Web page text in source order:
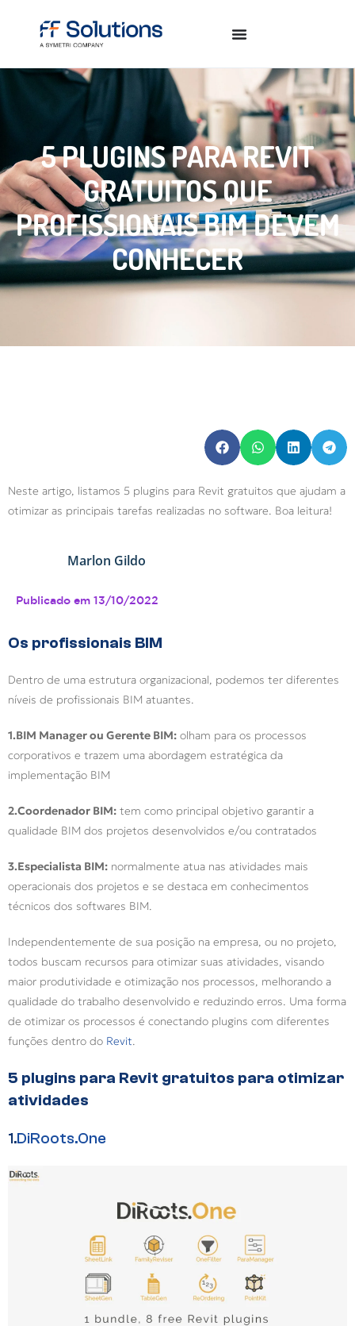
5 PLUGINS PARA REVIT
GRATUITOS QUE
PROFISSIONAIS BIM DEVEM
CONHECER
Neste artigo, listamos 5 plugins para Revit gratuitos que ajudam a
otimizar as principais tarefas realizadas no software. Boa leitura!
Marlon Gildo
Publicado em 13/10/2022
Os profissionais BIM
Dentro de uma estrutura organizacional, podemos ter diferentes
níveis de profissionais BIM atuantes.
1.BIM Manager ou Gerente BIM: olham para os processos
corporativos e trazem uma abordagem estratégica da
implementação BIM
2.Coordenador BIM: tem como principal objetivo garantir a
qualidade BIM dos projetos desenvolvidos e/ou contratados
3.Especialista BIM: normalmente atua nas atividades mais
operacionais dos projetos e se destaca em conhecimentos
técnicos dos softwares BIM.
Independentemente de sua posição na empresa, ou no projeto,
todos buscam recursos para otimizar suas atividades, visando
maior produtividade e otimização nos processos, melhorando a
qualidade do trabalho desenvolvido e reduzindo erros. Uma forma
de otimizar os processos é conectando plugins com diferentes
funções dentro do Revit.
5 plugins para Revit gratuitos para otimizar
atividades
1.DiRoots.One